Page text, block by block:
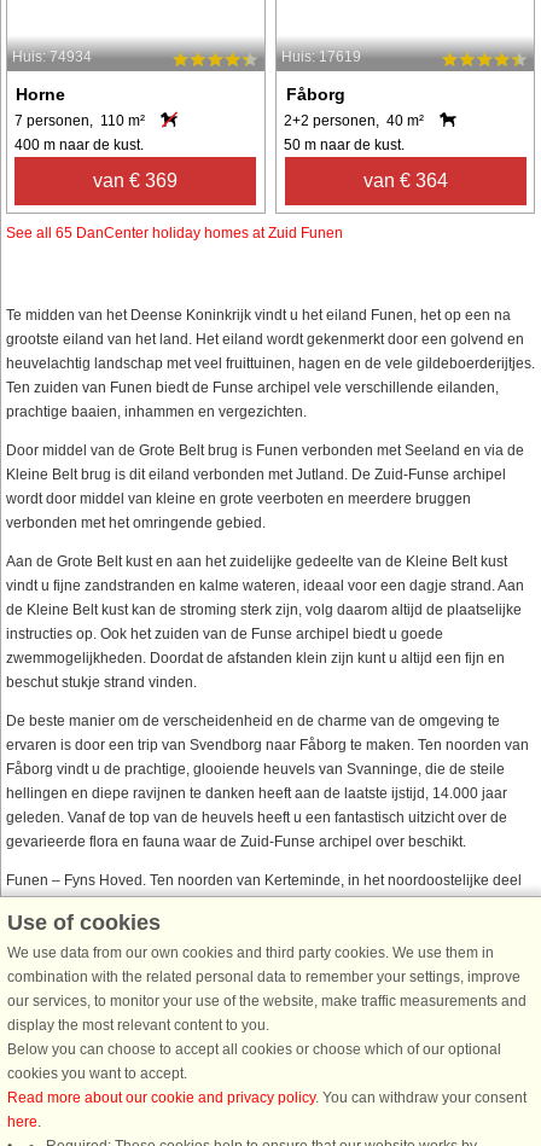
Huis: 74934
Horne
7 personen, 110 m²
400 m naar de kust.
van € 369
Huis: 17619
Fåborg
2+2 personen, 40 m²
50 m naar de kust.
van € 364
See all 65 DanCenter holiday homes at Zuid Funen
Te midden van het Deense Koninkrijk vindt u het eiland Funen, het op een na
grootste eiland van het land. Het eiland wordt gekenmerkt door een golvend en
heuvelachtig landschap met veel fruittuinen, hagen en de vele gildeboerderijtjes.
Ten zuiden van Funen biedt de Funse archipel vele verschillende eilanden,
prachtige baaien, inhammen en vergezichten.
Door middel van de Grote Belt brug is Funen verbonden met Seeland en via de
Kleine Belt brug is dit eiland verbonden met Jutland. De Zuid-Funse archipel
wordt door middel van kleine en grote veerboten en meerdere bruggen
verbonden met het omringende gebied.
Aan de Grote Belt kust en aan het zuidelijke gedeelte van de Kleine Belt kust
vindt u fijne zandstranden en kalme wateren, ideaal voor een dagje strand. Aan
de Kleine Belt kust kan de stroming sterk zijn, volg daarom altijd de plaatselijke
instructies op. Ook het zuiden van de Funse archipel biedt u goede
zwemmogelijkheden. Doordat de afstanden klein zijn kunt u altijd een fijn en
beschut stukje strand vinden.
De beste manier om de verscheidenheid en de charme van de omgeving te
ervaren is door een trip van Svendborg naar Fåborg te maken. Ten noorden van
Fåborg vindt u de prachtige, glooiende heuvels van Svanninge, die de steile
hellingen en diepe ravijnen te danken heeft aan de laatste ijstijd, 14.000 jaar
geleden. Vanaf de top van de heuvels heeft u een fantastisch uitzicht over de
gevarieerde flora en fauna waar de Zuid-Funse archipel over beschikt.
Funen – Fyns Hoved. Ten noorden van Kerteminde, in het noordoostelijke deel
eilandjes te vinden, zoals Romsø and Enebærodde. De verschillende ijstijden
hebben dit prachtige landschap gevormd. Tevens vindt u in deze regio diverse
gebieden met fantastische planten en dieren. Door de lage waterstand in de
baaien van de Belt is dit gebied ook een zeer populaire broed- en rustplaats
voor vogels en eenden. Op het meest noordelijke puntje van Hindsholm vindt u
het plaatsje Fyns Hoved vanuit waar u van een weids uitzicht over land en zee
geniet. In het onderzoekscentrum in Kerteminde, genaamd ‘Fjord & Belt’, krijgt u
leuke en nuttige informatie over de omgeving en de natuur van de Belt,
bijvoorbeeld over zeehonden en bruinvissen.
Use of cookies
We use data from our own cookies and third party cookies. We use them in
combination with the related personal data to remember your settings, improve
our services, to monitor your use of the website, make traffic measurements and
display the most relevant content to you.
Below you can choose to accept all cookies or choose which of our optional
cookies you want to accept.
Read more about our cookie and privacy policy. You can withdraw your consent
here.